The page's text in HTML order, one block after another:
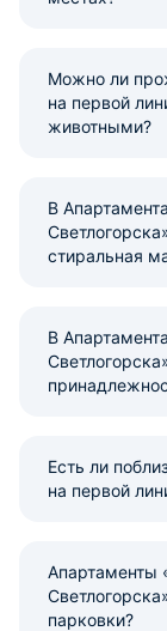
Можно ли
на первой
животными?
В
стиральная
В
Есть ли
на первой
Апартаменты
парковки?